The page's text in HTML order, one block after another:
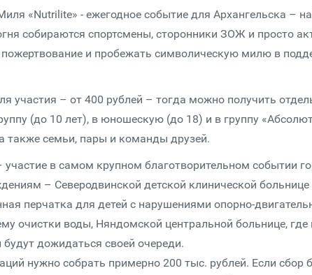
«Nutrilite» - ежегодное событие для Архангельска –
собираются спортсмены, сторонники ЗОЖ и просто
пожертвование и пробежать символическую милю в
участия – от 400 рублей – тогда можно получить
(до 10 лет), в юношескую (до 18) и в группу
также семьи, пары и команды друзей.
участие в самом крупном благотворительном событии
– Северодвинской детской клинической
перчатка для детей с нарушениями опорно-
очистки воды, Няндомской центральной больнице, где
дожидаться своей очереди.
нужно собрать примерно 200 тыс. рублей. Если сбор